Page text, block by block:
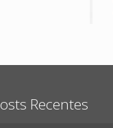
Recentes